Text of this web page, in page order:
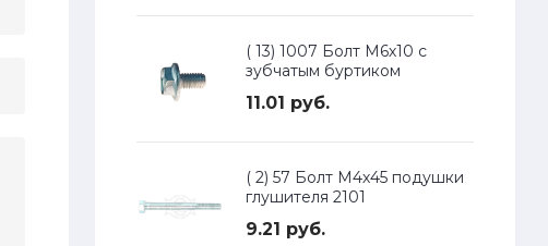
( 13) 1007 Болт М6х10 с
зубчатым буртиком
11.01 руб.
( 2) 57 Болт М4х45 подушки
глушителя 2101
9.21 руб.